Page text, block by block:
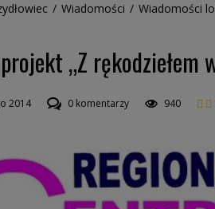
/ Wiadomości / Wiadomości
„Z rękodziełem
2014 0 komentarzy 940